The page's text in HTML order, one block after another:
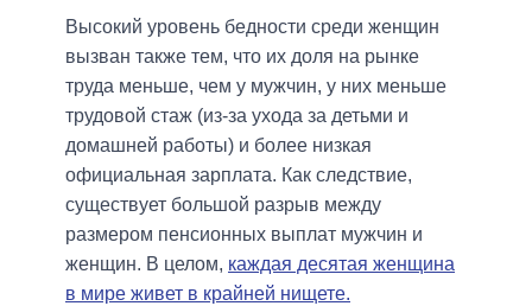
Высокий уровень бедности среди женщин
вызван также тем, что их доля на рынке
труда меньше, чем у мужчин, у них меньше
трудовой стаж (из-за ухода за детьми и
домашней работы) и более низкая
официальная зарплата. Как следствие,
существует большой разрыв между
размером пенсионных выплат мужчин и
женщин. В целом, каждая десятая женщина
в мире живет в крайней нищете.